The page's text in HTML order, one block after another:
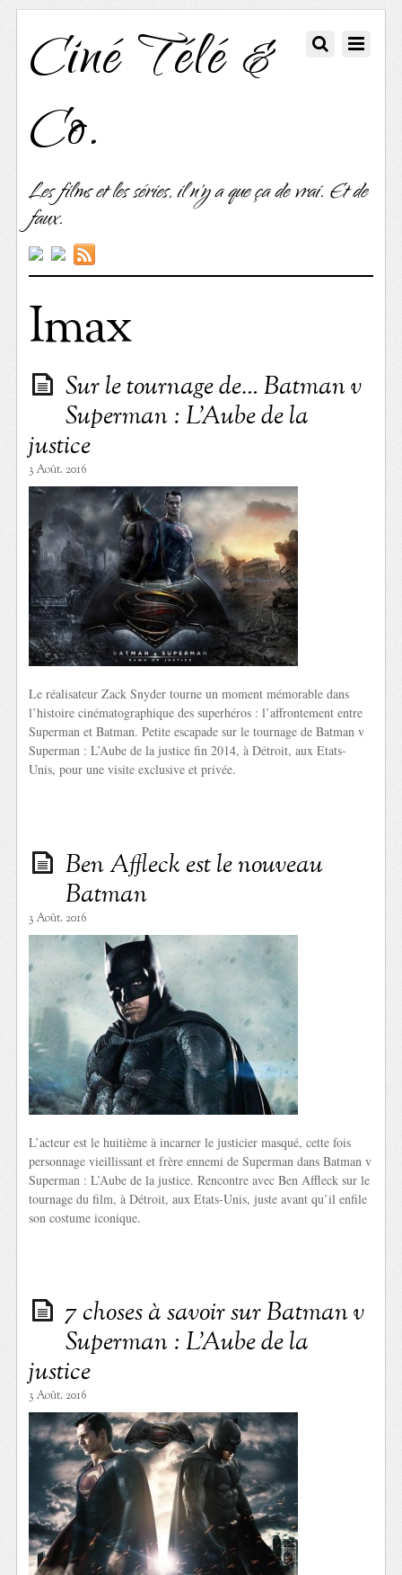
Ciné Télé &
Co.
Les films et les séries, il n'y a que ça de vrai. Et de
faux.
Imax
Sur le tournage de… Batman v
Superman : L’Aube de la
justice
3 Août. 2016
Le réalisateur Zack Snyder tourne un moment mémorable dans
l’histoire cinématographique des superhéros : l’affrontement entre
Superman et Batman. Petite escapade sur le tournage de Batman v
Superman : L’Aube de la justice fin 2014, à Détroit, aux Etats-
Unis, pour une visite exclusive et privée.
Ben Affleck est le nouveau
Batman
3 Août. 2016
L’acteur est le huitième à incarner le justicier masqué, cette fois
personnage vieillissant et frère ennemi de Superman dans Batman v
Superman : L’Aube de la justice. Rencontre avec Ben Affleck sur le
tournage du film, à Détroit, aux Etats-Unis, juste avant qu’il enfile
son costume iconique.
7 choses à savoir sur Batman v
Superman : L’Aube de la
justice
3 Août. 2016